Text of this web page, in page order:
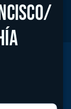
la Bahía